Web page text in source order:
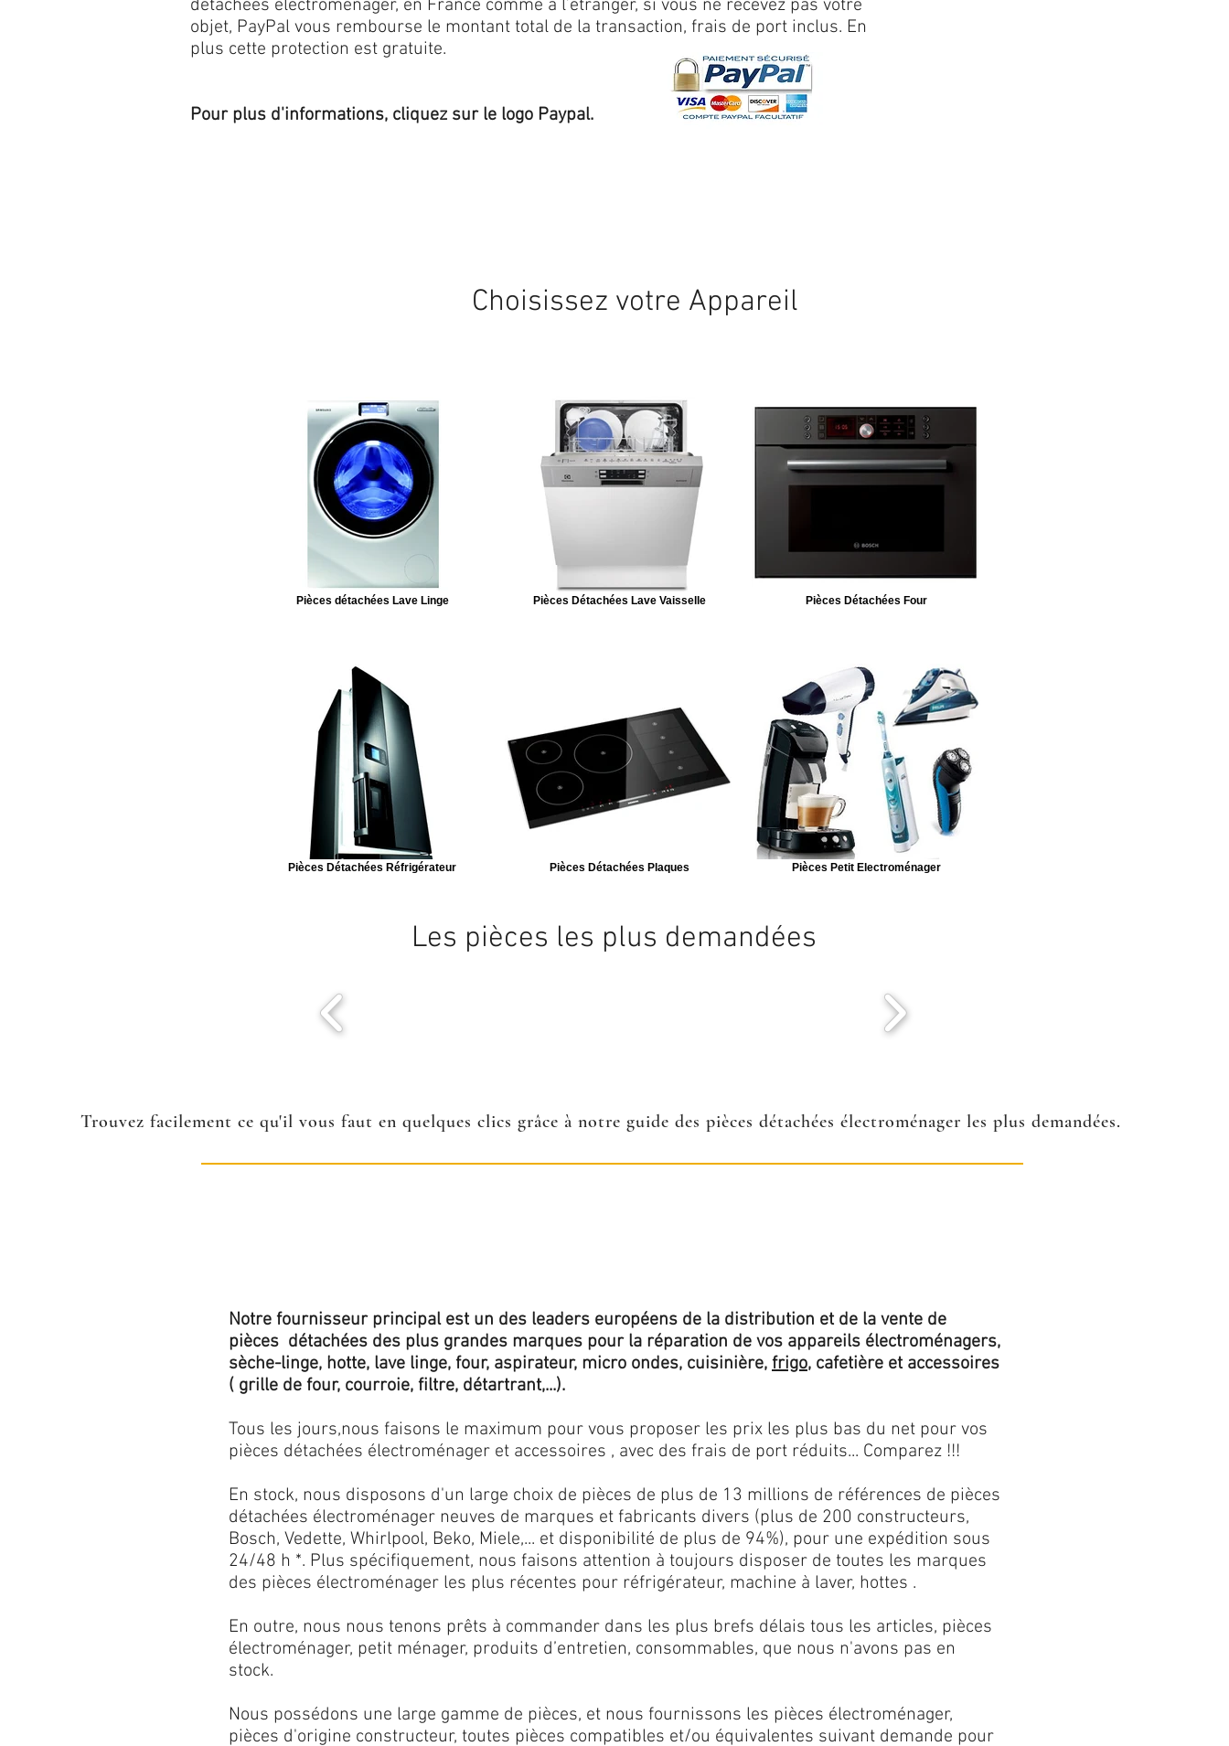
détachées électroménager, en France comme à l’étranger, si vous ne recevez pas votre
objet, PayPal vous rembourse le montant total de la transaction, frais de port inclus. En
plus cette protection est gratuite.
Pour plus d'informations, cliquez sur le logo Paypal.
Choisissez votre Appareil
Pièces détachées Lave Linge Pièces Détachées Lave Vaisselle Pièces Détachées Four
Pièces Détachées Réfrigérateur Pièces Détachées Plaques Pièces Petit Electroménager
Les pièces les plus demandées
Trouvez facilement ce qu'il vous faut en quelques clics grâce à notre guide des pièces détachées électroménager les plus demandées.
Notre fournisseur principal est un des leaders européens de la distribution et de la vente de
pièces détachées des plus grandes marques pour la réparation de vos appareils électroménagers,
sèche-linge, hotte, lave linge, four, aspirateur, micro ondes, cuisinière, frigo, cafetière et accessoires
( grille de four, courroie, filtre, détartrant,...).
Tous les jours,nous faisons le maximum pour vous proposer les prix les plus bas du net pour vos
pièces détachées électroménager et accessoires , avec des frais de port réduits... Comparez !!!
En stock, nous disposons d'un large choix de pièces de plus de 13 millions de références de pièces
détachées électroménager neuves de marques et fabricants divers (plus de 200 constructeurs,
Bosch, Vedette, Whirlpool, Beko, Miele,... et disponibilité de plus de 94%), pour une expédition sous
24/48 h *. Plus spécifiquement, nous faisons attention à toujours disposer de toutes les marques
des pièces électroménager les plus récentes pour réfrigérateur, machine à laver, hottes .
En outre, nous nous tenons prêts à commander dans les plus brefs délais tous les articles, pièces
électroménager, petit ménager, produits d’entretien, consommables, que nous n'avons pas en
stock.
Nous possédons une large gamme de pièces, et nous fournissons les pièces électroménager,
pièces d'origine constructeur, toutes pièces compatibles et/ou équivalentes suivant demande pour